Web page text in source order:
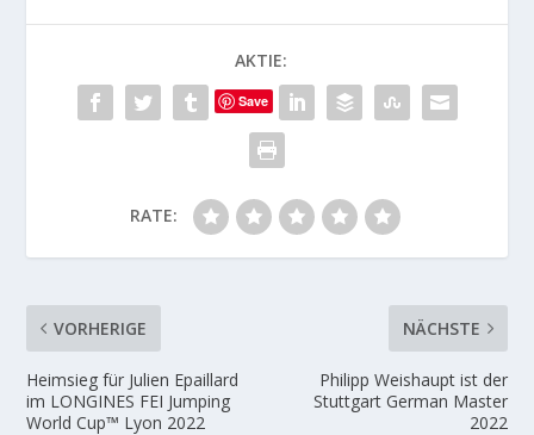
AKTIE:
Save
RATE:
VORHERIGE
Heimsieg für Julien Epaillard
im LONGINES FEI Jumping
World Cup™ Lyon 2022
NÄCHSTE
Philipp Weishaupt ist der
Stuttgart German Master
2022